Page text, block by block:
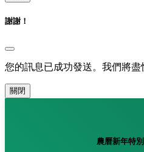
謝謝！
您的訊息已成功發送。我們將盡
關閉
農曆新年特